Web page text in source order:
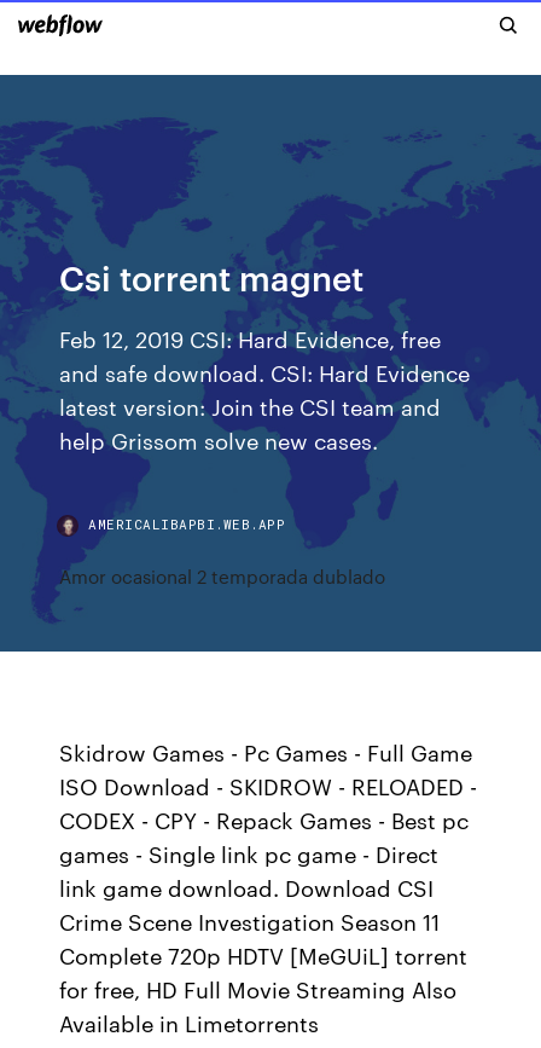
Csi torrent magnet
Feb 12, 2019 CSI: Hard Evidence, free
and safe download. CSI: Hard Evidence
latest version: Join the CSI team and
help Grissom solve new cases.
AMERICALIBAPBI.WEB.APP
Amor ocasional 2 temporada dublado
Skidrow Games - Pc Games - Full Game
ISO Download - SKIDROW - RELOADED -
CODEX - CPY - Repack Games - Best pc
games - Single link pc game - Direct
link game download. Download CSI
Crime Scene Investigation Season 11
Complete 720p HDTV [MeGUiL] torrent
for free, HD Full Movie Streaming Also
Available in Limetorrents